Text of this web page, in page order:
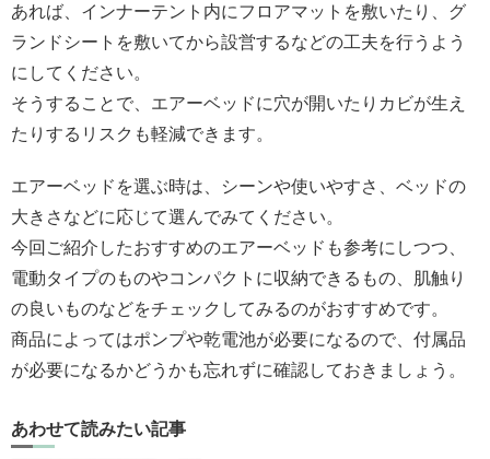
あれば、インナーテント内にフロアマットを敷いたり、グ
ランドシートを敷いてから設営するなどの工夫を行うよう
にしてください。
そうすることで、エアーベッドに穴が開いたりカビが生え
たりするリスクも軽減できます。
エアーベッドを選ぶ時は、シーンや使いやすさ、ベッドの
大きさなどに応じて選んでみてください。
今回ご紹介したおすすめのエアーベッドも参考にしつつ、
電動タイプのものやコンパクトに収納できるもの、肌触り
の良いものなどをチェックしてみるのがおすすめです。
商品によってはポンプや乾電池が必要になるので、付属品
が必要になるかどうかも忘れずに確認しておきましょう。
あわせて読みたい記事